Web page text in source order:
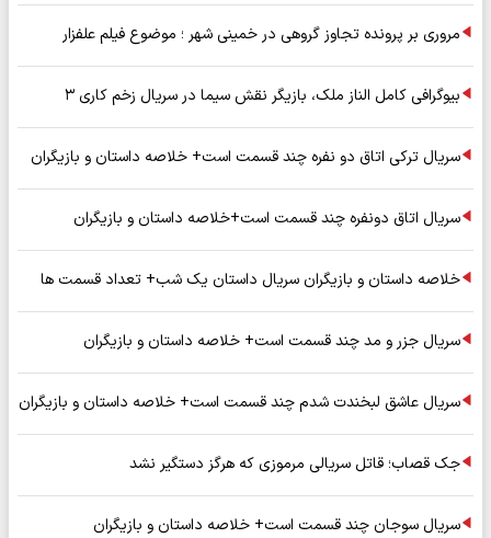
مروری بر پرونده تجاوز گروهی در خمینی شهر ؛ موضوع فیلم علفزار
بیوگرافی کامل الناز ملک، بازیگر نقش سیما در سریال زخم کاری ۳
سریال ترکی اتاق دو نفره چند قسمت است+ خلاصه داستان و بازیگران
سریال اتاق دونفره چند قسمت است+خلاصه داستان و بازیگران
خلاصه داستان و بازیگران سریال داستان یک شب+ تعداد قسمت ها
سریال جزر و مد چند قسمت است+ خلاصه داستان و بازیگران
سریال عاشق لبخندت شدم چند قسمت است+ خلاصه داستان و بازیگران
جک قصاب؛ قاتل سریالی مرموزی که هرگز دستگیر نشد
سریال سوجان چند قسمت است+ خلاصه داستان و بازیگران